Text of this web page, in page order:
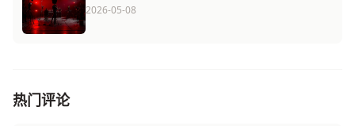
2026-05-08
热门评论